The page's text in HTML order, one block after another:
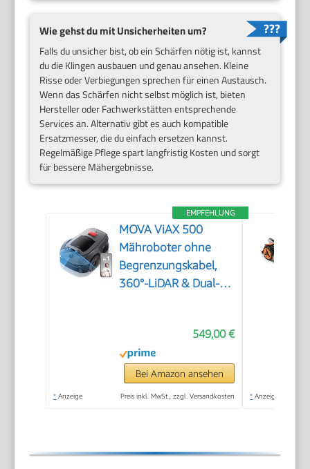
Wie gehst du mit Unsicherheiten um?
Falls du unsicher bist, ob ein Schärfen nötig ist, kannst
du die Klingen ausbauen und genau ansehen. Kleine
Risse oder Verbiegungen sprechen für einen Austausch.
Wenn das Schärfen nicht selbst möglich ist, bieten
Hersteller oder Fachwerkstätten entsprechende
Services an. Alternativ gibt es auch kompatible
Ersatzmesser, die du einfach ersetzen kannst.
Regelmäßige Pflege spart langfristig Kosten und sorgt
für bessere Mähergebnisse.
EMPFEHLUNG
MOVA ViAX 500
Mähroboter ohne
Begrenzungskabel,
360°-LiDAR & Dual-KI-
549,00 €
Bei Amazon ansehen
* Anzeige Preis inkl. MwSt., zzgl. Versandkosten * Anzeige